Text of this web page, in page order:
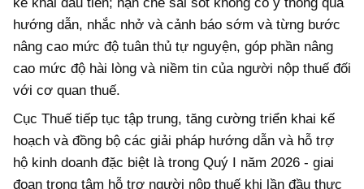
hướng dẫn, nhắc nhở và cảnh báo sớm và từng bước
nâng cao mức độ tuân thủ tự nguyện, góp phần nâng
cao mức độ hài lòng và niềm tin của người nộp thuế đối
với cơ quan thuế.
Cục Thuế tiếp tục tập trung, tăng cường triển khai kế
hoạch và đồng bộ các giải pháp hướng dẫn và hỗ trợ
hộ kinh doanh đặc biệt là trong Quý I năm 2026 - giai
đoạn trọng tâm hỗ trợ người nộp thuế khi lần đầu thực